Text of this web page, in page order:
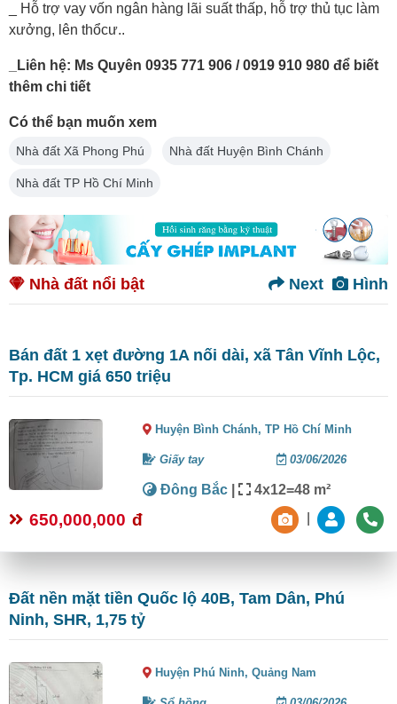
_ Hỗ trợ vay vốn ngân hàng lãi suất thấp, hỗ trợ thủ tục làm
xưởng, lên thổcư..
_Liên hệ: Ms Quyên 0935 771 906 / 0919 910 980 để biết
thêm chi tiết
Có thể bạn muốn xem
Nhà đất Xã Phong Phú Nhà đất Huyện Bình Chánh
Nhà đất TP Hồ Chí Minh
Nhà đất nổi bật Hình
Next
Bán đất 1 xẹt đường 1A nối dài, xã Tân Vĩnh Lộc,
Tp. HCM giá 650 triệu
Huyện Bình Chánh,TP Hồ Chí Minh
Giấy tay 03/06/2026
Đông Bắc | 4x12=48 m²
650,000,000 đ
Đất nền mặt tiền Quốc lộ 40B, Tam Dân, Phú
Ninh, SHR, 1,75 tỷ
Huyện Phú Ninh,Quảng Nam